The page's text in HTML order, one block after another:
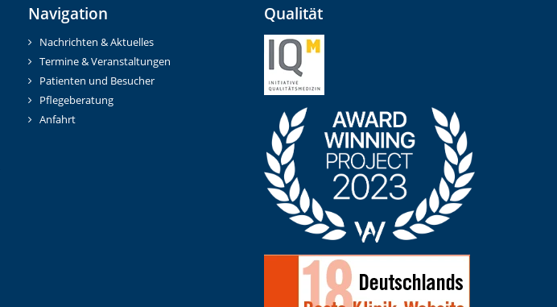
Navigation
Nachrichten & Aktuelles
Termine & Veranstaltungen
Patienten und Besucher
Pflegeberatung
Anfahrt
Qualität